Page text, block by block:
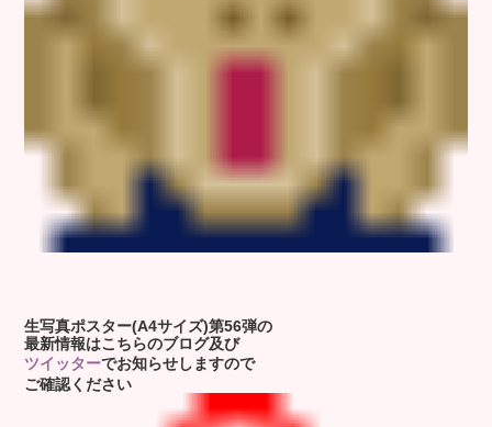
生写真ポスター(A4サイズ)第56弾の
最新情報はこちらのブログ及び
ツイッターでお知らせしますので
ご確認ください